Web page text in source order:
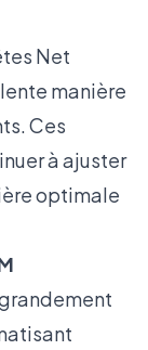
Net
manière
Ces
à ajuster
optimale